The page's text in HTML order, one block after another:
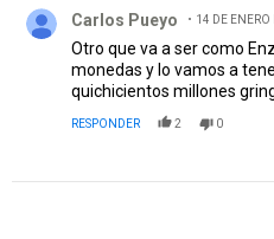
Carlos Pueyo 14 DE ENERO
Otro que va a ser como
monedas y lo vamos a
quichicientos millones
RESPONDER 2 0